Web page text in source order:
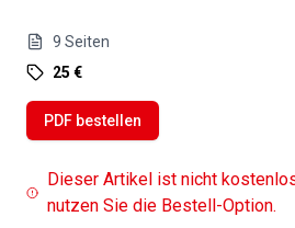
9 Seiten
25 €
PDF bestellen
Dieser Artikel ist nicht
nutzen Sie die Bestell-Option.